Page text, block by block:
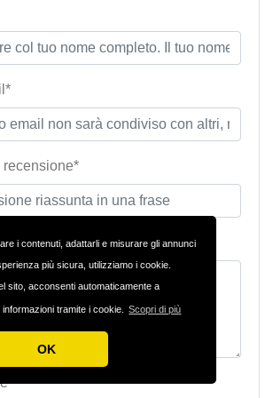
i contenuti, adattarli e misurare gli annunci
più sicura, utilizziamo i cookie.
sito, acconsenti automaticamente a
tramite i cookie. Scopri di più
OK